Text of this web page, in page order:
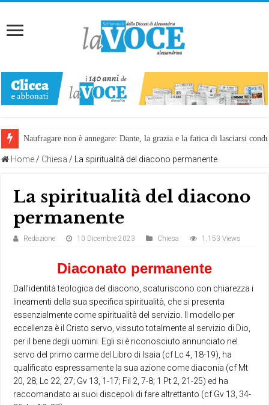
Naufragare non è annegare: Dante, la grazia e la fatica di lasciarsi
Home / Chiesa / La spiritualità del diacono permanente
La spiritualità del diacono
permanente
Redazione 10 Dicembre 2023 Chiesa 1,153 Views
Diaconato permanente
Dall’identità teologica del diacono, scaturiscono con chiarezza i
lineamenti della sua specifica spiritualità, che si presenta
essenzialmente come spiritualità del servizio. Il modello per
eccellenza è il Cristo servo, vissuto totalmente al servizio di Dio,
per il bene degli uomini. Egli si è riconosciuto annunciato nel
servo del primo carme del Libro di Isaia (cf Lc 4, 18-19), ha
qualificato espressamente la sua azione come diaconia (cf Mt
20, 28; Lc 22, 27; Gv 13, 1-17; Fil 2, 7-8; 1 Pt 2, 21-25) ed ha
raccomandato ai suoi discepoli di fare altrettanto (cf Gv 13, 34-